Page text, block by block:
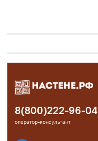
8(800)222-96-04
оператор-консультант